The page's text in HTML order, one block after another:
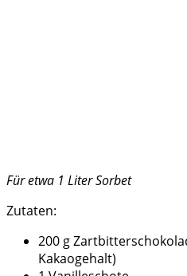
Für etwa 1 Liter Sorbet
Zutaten:
200 g
Kakaogehalt)